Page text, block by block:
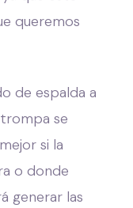
queremos
de espalda a
se
si la
o donde
generar las